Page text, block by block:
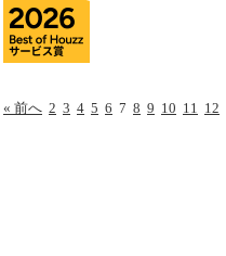
« 前へ 2 3 4 5 6 7 8 9 10 11 12